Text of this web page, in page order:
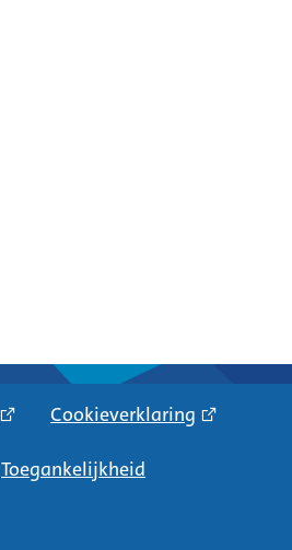
Cookieverklaring
Toegankelijkheid